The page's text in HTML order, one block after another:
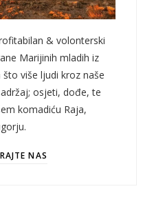
& volonterski
Marijinih mladih iz
više ljudi kroz naše
osjeti, dođe, te
komadiću Raja,
NAS